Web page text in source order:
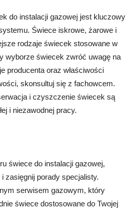
do instalacji gazowej jest kluczowy
Świece iskrowe, żarowe i
rodzaje świecek stosowane w
wyborze świecek zwróć uwagę na
producenta oraz właściwości
skonsultuj się z fachowcem.
i czyszczenie świecek są
i niezawodnej pracy.
świece do instalacji gazowej,
zasięgnij porady specjalisty.
serwisem gazowym, który
świece dostosowane do Twojej